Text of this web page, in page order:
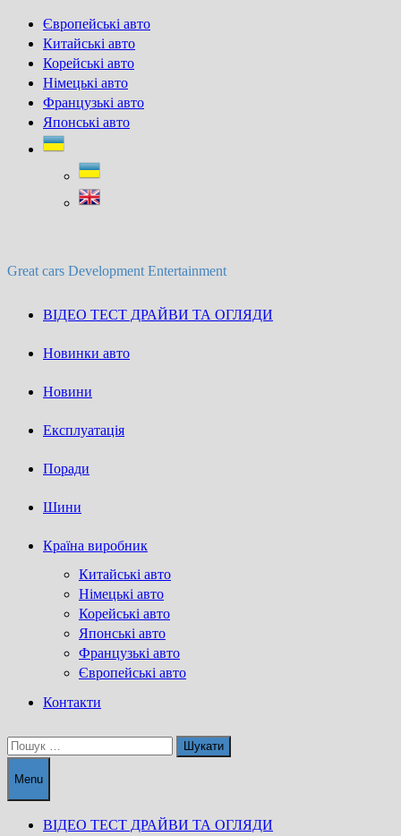
Skip
content
Європейські авто
Китайські авто
Корейські авто
Німецькі авто
Французькі авто
Японські авто
Great cars Development Entertainment
ВІДЕО ТЕСТ ДРАЙВИ ТА ОГЛЯДИ
Новинки авто
Новини
Експлуатація
Поради
Шини
Країна виробник
Китайські авто
Німецькі авто
Корейські авто
Японські авто
Французькі авто
Європейські авто
Контакти
Пошук:
Menu
ВІДЕО ТЕСТ ДРАЙВИ ТА ОГЛЯДИ